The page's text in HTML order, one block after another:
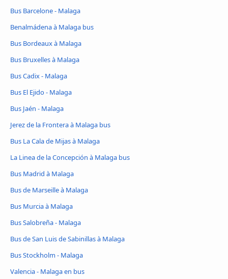
Bus Barcelone - Malaga
Benalmádena à Malaga bus
Bus Bordeaux à Malaga
Bus Bruxelles à Malaga
Bus Cadix - Malaga
Bus El Ejido - Malaga
Bus Jaén - Malaga
Jerez de la Frontera à Malaga bus
Bus La Cala de Mijas à Malaga
La Linea de la Concepción à Malaga bus
Bus Madrid à Malaga
Bus de Marseille à Malaga
Bus Murcia à Malaga
Bus Salobreña - Malaga
Bus de San Luis de Sabinillas à Malaga
Bus Stockholm - Malaga
Valencia - Malaga en bus